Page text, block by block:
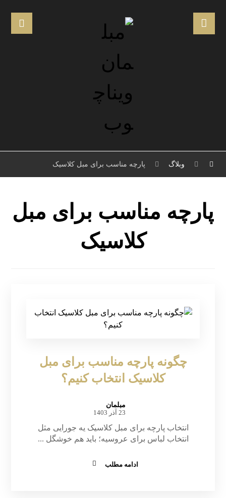
وبلاگ پارچه مناسب برای مبل کلاسیک
پارچه مناسب برای مبل
کلاسیک
چگونه پارچه مناسب برای مبل
کلاسیک انتخاب کنیم؟
مبلمان
23 آذر 1403
انتخاب پارچه برای مبل کلاسیک یه جورایی مثل
انتخاب لباس برای عروسیه؛ باید هم خوشگل ...
ادامه مطلب